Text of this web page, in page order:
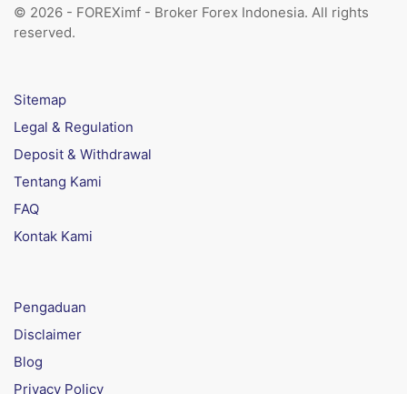
© 2026 - FOREXimf - Broker Forex Indonesia. All rights
reserved.
Sitemap
Legal & Regulation
Deposit & Withdrawal
Tentang Kami
FAQ
Kontak Kami
Pengaduan
Disclaimer
Blog
Privacy Policy